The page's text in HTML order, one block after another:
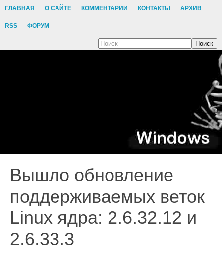
ГЛАВНАЯ О САЙТЕ КОММЕНТАРИИ КОНТАКТЫ АРХИВ
RSS ФОРУМ
Поиск
Вышло обновление
поддерживаемых веток
Linux ядра: 2.6.32.12 и
2.6.33.3